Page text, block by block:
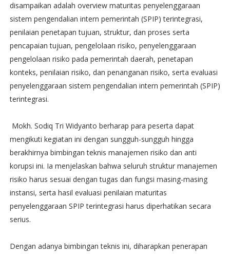
disampaikan adalah overview maturitas penyelenggaraan
sistem pengendalian intern pemerintah (SPIP) terintegrasi,
penilaian penetapan tujuan, struktur, dan proses serta
pencapaian tujuan, pengelolaan risiko, penyelenggaraan
pengelolaan risiko pada pemerintah daerah, penetapan
konteks, penilaian risiko, dan penanganan risiko, serta evaluasi
penyelenggaraan sistem pengendalian intern pemerintah (SPIP)
terintegrasi.
Mokh. Sodiq Tri Widyanto berharap para peserta dapat
mengikuti kegiatan ini dengan sungguh-sungguh hingga
berakhirnya bimbingan teknis manajemen risiko dan anti
korupsi ini. Ia menjelaskan bahwa seluruh struktur manajemen
risiko harus sesuai dengan tugas dan fungsi masing-masing
instansi, serta hasil evaluasi penilaian maturitas
penyelenggaraan SPIP terintegrasi harus diperhatikan secara
serius.
Dengan adanya bimbingan teknis ini, diharapkan penerapan